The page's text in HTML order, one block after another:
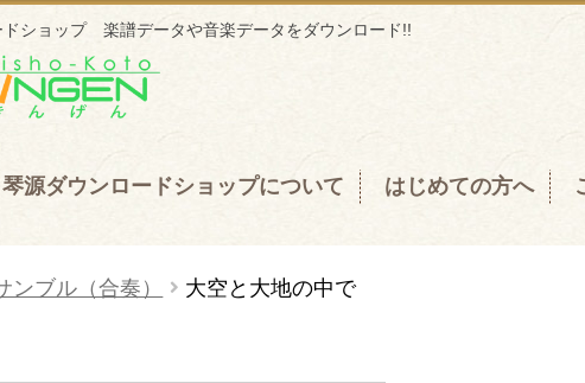
ドショップ 楽譜データや音楽データをダウンロード!!
琴源ダウンロードショップについて はじめての方へ
ンブル（合奏） 大空と大地の中で